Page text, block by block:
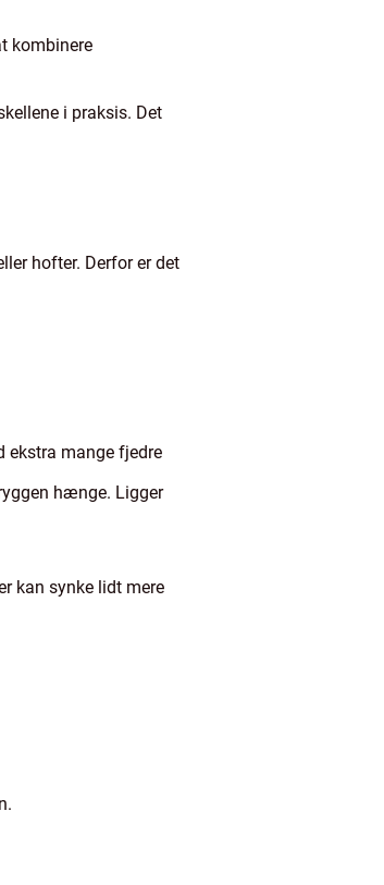
kombinere
i praksis. Det
hofter. Derfor er det
ekstra mange fjedre
hænge. Ligger
kan synke lidt mere